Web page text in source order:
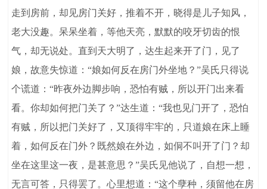
走到房前，却见房门关好，推着不开，晓得是儿子知风，
老大没趣。呆呆坐着，等他天亮，默默的咬牙切齿的恨
气，却无说处。直到天大明了，达生起来开了门，见了
娘，故意失惊道：“娘如何反在房门外坐地？”吴氏只得说
个谎道：“昨夜外边脚步响，恐怕有贼，所以开门出来看
看。你却如何把门关了？”达生道：“我也见门开了，恐怕
有贼，所以把门关好了，又顶得牢牢的，只道娘在床上睡
着，如何反在门外？既然娘在外边，如侗不叫开了门？却
坐在这里这一夜，是甚意思？”吴氏见他说了，自想一想，
无言可答，只得罢了。心里想道：“这个孽种，须留他在房